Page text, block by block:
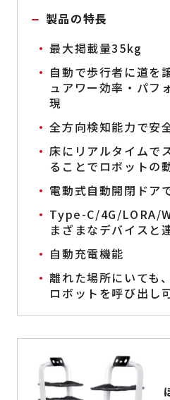
製品の特長
最大掲載量35kg
自動で歩行者に道を
ュアワー効率・パフ
現
全方向検知能力で安
床にリアルタイムで
ることでロボットの
電動式自動開閉ドア
Type-C/4G/LORA/
まざまなデバイスと
自動充電機能
離れた場所にいても
ロボットを呼び出し